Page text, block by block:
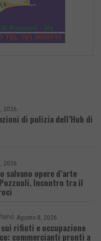
2026
di pulizia dell’Hub di
2026
salvano opere d’arte
Incontro tra il
Agosto 8, 2026
rifiuti e occupazione
commercianti pronti a